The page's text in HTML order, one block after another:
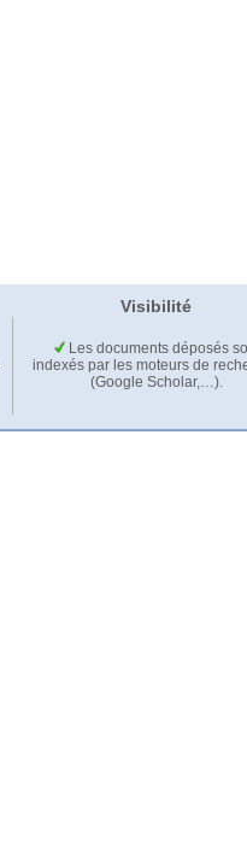
Visibilité
Les documents déposés
indexés par les moteurs de
(Google Scholar,…).